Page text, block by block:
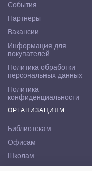
События
Партнёры
Вакансии
Информация для
покупателей
Политика обработки
персональных данных
Политика
конфиденциальности
ОРГАНИЗАЦИЯМ
Библиотекам
Офисам
Школам